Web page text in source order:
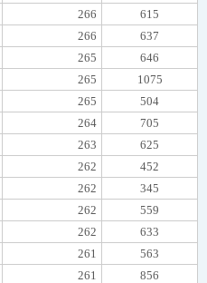
266
615
266
637
265
646
265
1075
265
504
264
705
263
625
262
452
262
345
262
559
262
633
261
563
261
856